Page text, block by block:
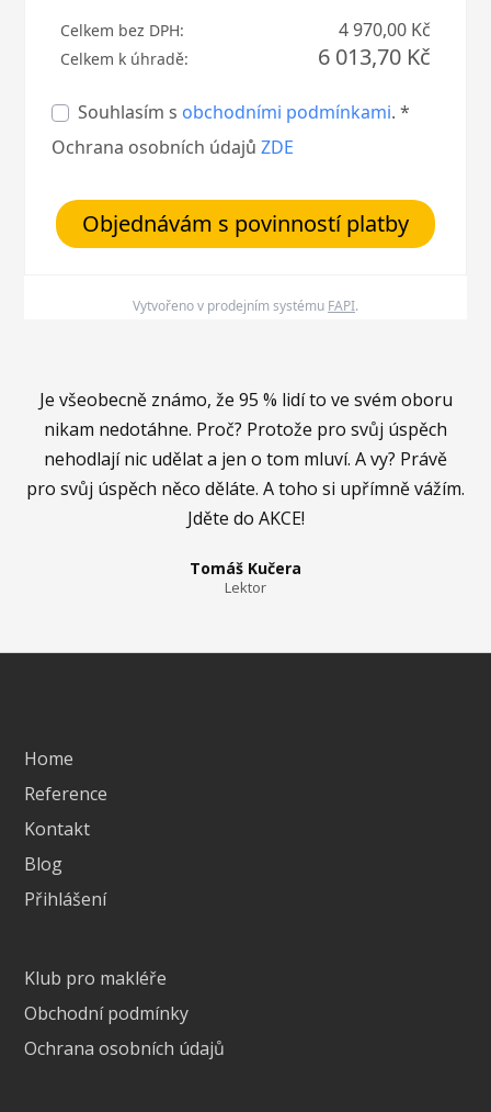
Celkem bez DPH: 4 970,00 Kč
Celkem k úhradě: 6 013,70 Kč
Souhlasím s obchodními podmínkami. *
Ochrana osobních údajůZDE
Objednávám s povinností platby
Vytvořeno v prodejním systému FAPI.
Je všeobecně známo, že 95 % lidí to ve svém oboru
nikam nedotáhne. Proč? Protože pro svůj úspěch
nehodlají nic udělat a jen o tom mluví. A vy? Právě
pro svůj úspěch něco děláte. A toho si upřímně vážím.
Jděte do AKCE!
Tomáš Kučera
Lektor
Home
Reference
Kontakt
Blog
Přihlášení
Klub pro makléře
Obchodní podmínky
Ochrana osobních údajů